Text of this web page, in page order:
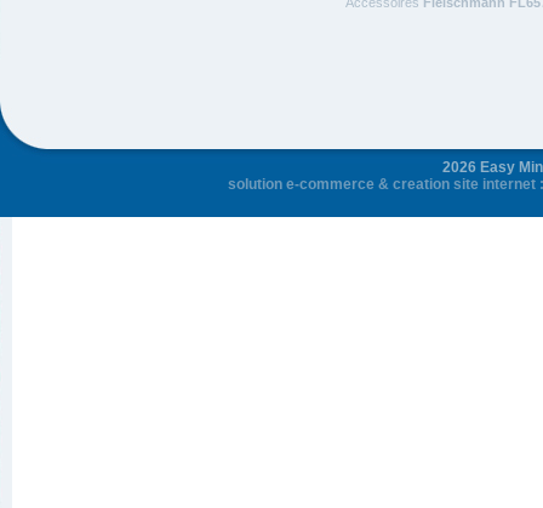
2026 Easy
solution e-commerce & creation site internet